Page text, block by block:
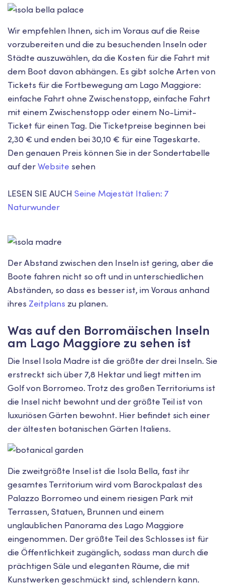
Wir empfehlen Ihnen, sich im Voraus auf die Reise
vorzubereiten und die zu besuchenden Inseln oder
Städte auszuwählen, da die Kosten für die Fahrt mit
dem Boot davon abhängen. Es gibt solche Arten von
Tickets für die Fortbewegung am Lago Maggiore:
einfache Fahrt ohne Zwischenstopp, einfache Fahrt
mit einem Zwischenstopp oder einem No-Limit-
Ticket für einen Tag. Die Ticketpreise beginnen bei
2,30 € und enden bei 30,10 € für eine Tageskarte.
Den genauen Preis können Sie in der Sondertabelle
auf derWebsite sehen
LESEN SIE AUCHSeine Majestät Italien: 7
Naturwunder
Der Abstand zwischen den Inseln ist gering, aber die
Boote fahren nicht so oft und in unterschiedlichen
Abständen, so dass es besser ist, im Voraus anhand
ihres Zeitplans zu planen.
Was auf den Borromäischen Inseln
am Lago Maggiore zu sehen ist
Die Insel Isola Madre ist die größte der drei Inseln. Sie
erstreckt sich über 7,8 Hektar und liegt mitten im
Golf von Borromeo. Trotz des großen Territoriums ist
die Insel nicht bewohnt und der größte Teil ist von
luxuriösen Gärten bewohnt. Hier befindet sich einer
der ältesten botanischen Gärten Italiens.
Die zweitgrößte Insel ist die Isola Bella, fast ihr
gesamtes Territorium wird vom Barockpalast des
Palazzo Borromeo und einem riesigen Park mit
Terrassen, Statuen, Brunnen und einem
unglaublichen Panorama des Lago Maggiore
eingenommen. Der größte Teil des Schlosses ist für
die Öffentlichkeit zugänglich, sodass man durch die
prächtigen Säle und eleganten Räume, die mit
Kunstwerken geschmückt sind, schlendern kann.